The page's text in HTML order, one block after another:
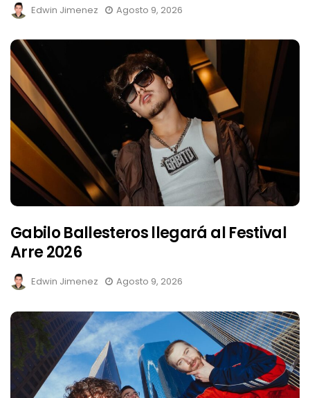
Edwin Jimenez Agosto 9, 2026
Gabilo Ballesteros llegará al Festival
Arre 2026
Edwin Jimenez Agosto 9, 2026